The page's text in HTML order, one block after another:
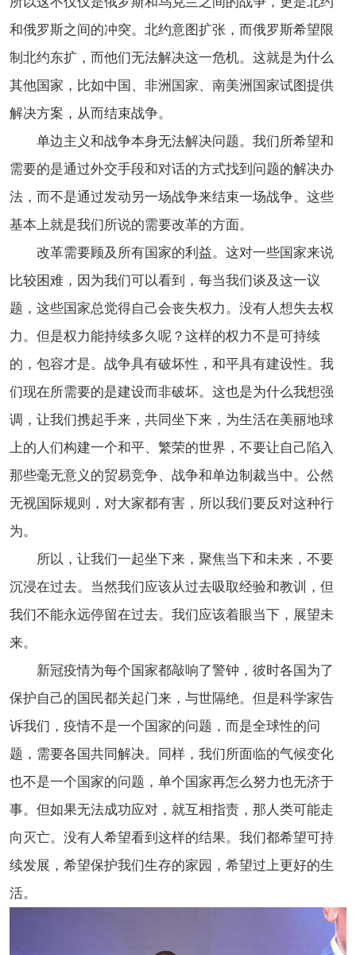
和俄罗斯之间的冲突。北约意图扩张，而俄罗斯希望限
制北约东扩，而他们无法解决这一危机。这就是为什么
其他国家，比如中国、非洲国家、南美洲国家试图提供
解决方案，从而结束战争。
单边主义和战争本身无法解决问题。我们所希望和
需要的是通过外交手段和对话的方式找到问题的解决办
法，而不是通过发动另一场战争来结束一场战争。这些
基本上就是我们所说的需要改革的方面。
改革需要顾及所有国家的利益。这对一些国家来说
比较困难，因为我们可以看到，每当我们谈及这一议
题，这些国家总觉得自己会丧失权力。没有人想失去权
力。但是权力能持续多久呢？ 这样的权力不是可持续
的，包容才是。战争具有破坏性，和平具有建设性。我
们现在所需要的是建设而非破坏。这也是为什么我想强
调，让我们携起手来，共同坐下来，为生活在美丽地球
上的人们构建一个和平、繁荣的世界，不要让自己陷入
那些毫无意义的贸易竞争、战争和单边制裁当中。公然
无视国际规则，对大家都有害，所以我们要反对这种行
为。
所以，让我们一起坐下来，聚焦当下和未来，不要
沉浸在过去。当然我们应该从过去吸取经验和教训，但
我们不能永远停留在过去。我们应该着眼当下，展望未
来。
新冠疫情为每个国家都敲响了警钟，彼时各国为了
保护自己的国民都关起门来，与世隔绝。但是科学家告
诉我们，疫情不是一个国家的问题，而是全球性的问
题，需要各国共同解决。同样，我们所面临的气候变化
也不是一个国家的问题，单个国家再怎么努力也无济于
事。但如果无法成功应对，就互相指责，那人类可能走
向灭亡。没有人希望看到这样的结果。我们都希望可持
续发展，希望保护我们生存的家园，希望过上更好的生
活。